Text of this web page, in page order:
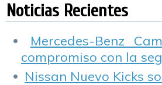
Hybrid Air
Noticias Recientes
Mercedes-Benz
compromiso con la
Nissan Nuevo Kicks